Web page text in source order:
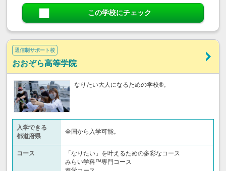
この学校にチェック
通信制サポート校
おおぞら高等学院
なりたい大人になるための学校®。
入学できる
都道府県
全国から入学可能。
コース
「なりたい」を叶えるための多彩なコース
みらい学科™専門コース